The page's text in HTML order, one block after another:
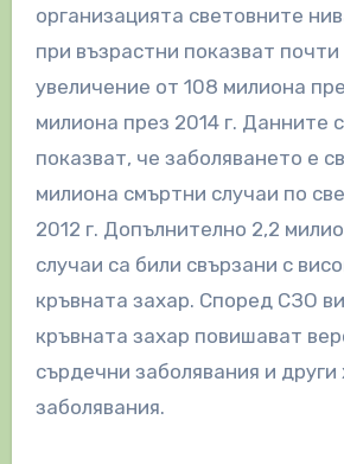
организацията световните
при възрастни показват
увеличение от 108 милиона
милиона през 2014 г. Данните
показват, че заболяването е
милиона смъртни случаи по
2012 г. Допълнително 2,2
случаи са били свързани с
кръвната захар. Според СЗО
кръвната захар повишават
сърдечни заболявания и други
заболявания.